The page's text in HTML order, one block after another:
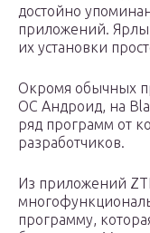
достойно
приложений.
их установки
Окромя обычных
ОС Андроид, на
ряд программ от
разработчиков.
Из приложений
программу,